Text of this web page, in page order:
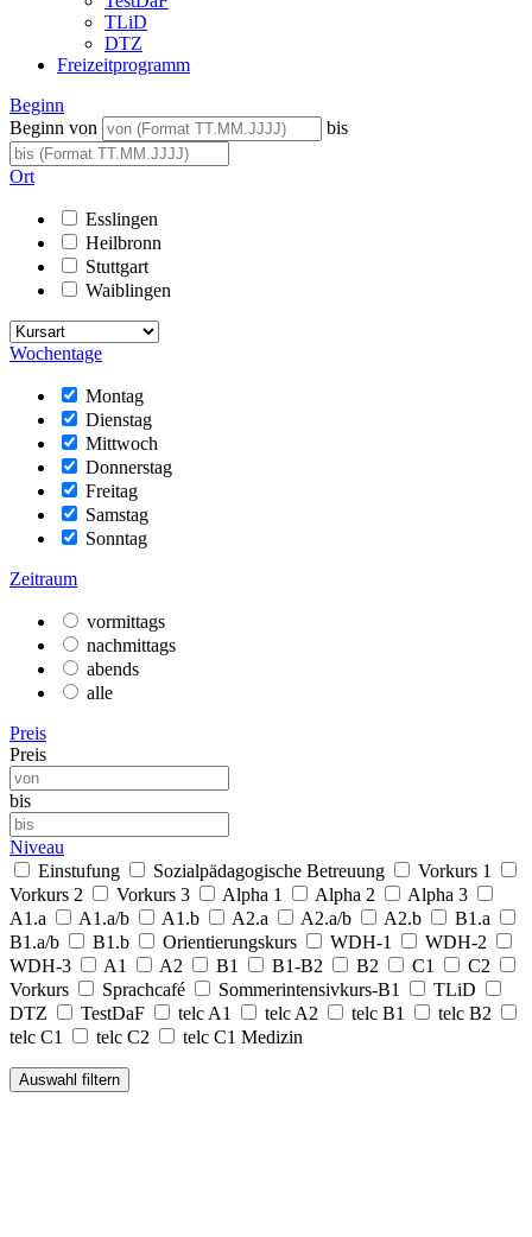
TLiD
DTZ
Freizeitprogramm
Beginn
Beginn von
bis
Ort
Esslingen
Heilbronn
Stuttgart
Waiblingen
Wochentage
Montag
Dienstag
Mittwoch
Donnerstag
Freitag
Samstag
Sonntag
Zeitraum
vormittags
nachmittags
abends
alle
Preis
Preis
bis
Niveau
Einstufung
Sozialpädagogische Betreuung
Vorkurs 1
Vorkurs 2
Vorkurs 3 Alpha 1 Alpha 2
Alpha 3
A1.a
A1.a/b A1.b A2.a A2.a/b A2.b
B1.a
B1.a/b
B1.b Orientierungskurs WDH-1
WDH-2
WDH-3
A1 A2 B1 B1-B2 B2 C1
C2
Vorkurs
Sprachcafé Sommerintensivkurs-B1
TLiD
DTZ
TestDaF telc A1 telc A2 telc B1
telc B2
telc C1
telc C2 telc C1 Medizin